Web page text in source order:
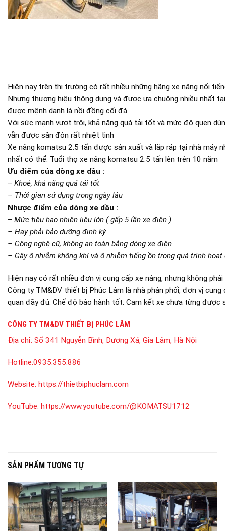
Hiện nay trên thị trường có rất nhiều những hãng xe nâng nổi
Nhưng thương hiệu thông dụng và được ưa chuộng nhiều nhất
được mệnh danh là nồi đồng cối đá.
Với sức mạnh vượt trội, khả năng quá tải tốt và mức độ quen
vẫn được săn đón rất nhiệt tình
Xe nâng komatsu 2.5 tấn được sản xuất và lắp ráp tại nhà máy
nhất có thể. Tuổi thọ xe nâng komatsu 2.5 tấn lên trên 10 năm
Ưu điểm của dòng xe dầu :
– Khoẻ, khả năng quá tải tốt
– Thời gian sử dụng trong ngày lâu
Nhược điểm của dòng xe dầu :
– Mức tiêu hao nhiên liệu lớn ( gấp 5 lần xe điện )
– Hay phải bảo dưỡng định kỳ
– Công nghệ cũ, không an toàn bằng dòng xe điện
– Gây ô nhiễm không khí và ô nhiễm tiếng ồn trong quá trình hoạt
Hiện nay có rất nhiều đơn vị cung cấp xe nâng, nhưng không
Công ty TM&DV thiết bị Phúc Lâm là nhà phân phối, đơn vị
quan đầy đủ. Chế độ bảo hành tốt. Cam kết xe chưa từng được
CÔNG TY TM&DV THIẾT BỊ PHÚC LÂM
Địa chỉ: Số 341 Nguyễn Bình, Dương Xá, Gia Lâm, Hà Nội
Hotline:0935.355.886
Website: https://thietbiphuclam.com
YouTube: https://www.youtube.com/@KOMATSU1712
SẢN PHẨM TƯƠNG TỰ